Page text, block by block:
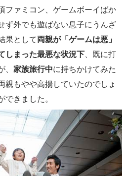
ファミコン、ゲームボーイばか
ず外でも遊ばない息子にうんざ
果として両親が「ゲームは悪」
しまった最悪な状況下 、既に打
家族旅行中に持ちかけてみた
親もやや高揚していたのでしょ
できました。